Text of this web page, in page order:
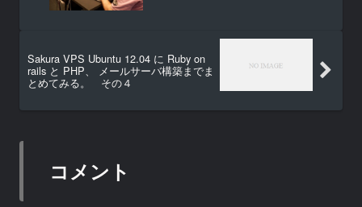
Sakura VPS Ubuntu 12.04 に Ruby on
rails と PHP、 メールサーバ構築までま
とめてみる。 その４
コメント